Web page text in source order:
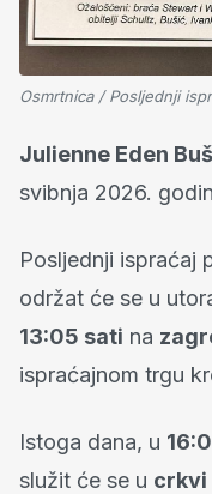
Osmrtnica / Posljednji
Julienne Eden
svibnja 2026.
Posljednji ispraćaj
održat će se u
13:05 sati na
ispraćajnom trgu
Istoga dana, u
služit će se u crkvi